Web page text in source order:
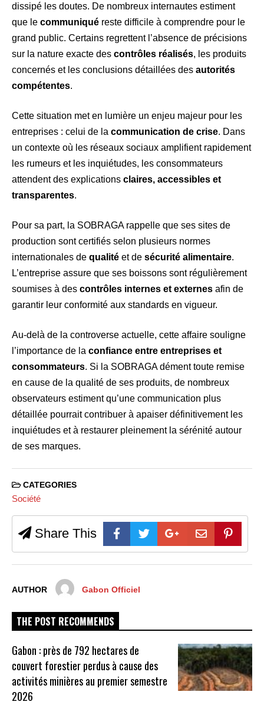
dissipé les doutes. De nombreux internautes estiment
que le communiqué reste difficile à comprendre pour le
grand public. Certains regrettent l’absence de précisions
sur la nature exacte des contrôles réalisés, les produits
concernés et les conclusions détaillées des autorités
compétentes.
Cette situation met en lumière un enjeu majeur pour les
entreprises : celui de la communication de crise. Dans
un contexte où les réseaux sociaux amplifient rapidement
les rumeurs et les inquiétudes, les consommateurs
attendent des explications claires, accessibles et
transparentes.
Pour sa part, la SOBRAGA rappelle que ses sites de
production sont certifiés selon plusieurs normes
internationales de qualité et de sécurité alimentaire.
L’entreprise assure que ses boissons sont régulièrement
soumises à des contrôles internes et externes afin de
garantir leur conformité aux standards en vigueur.
Au-delà de la controverse actuelle, cette affaire souligne
l’importance de la confiance entre entreprises et
consommateurs. Si la SOBRAGA dément toute remise
en cause de la qualité de ses produits, de nombreux
observateurs estiment qu’une communication plus
détaillée pourrait contribuer à apaiser définitivement les
inquiétudes et à restaurer pleinement la sérénité autour
de ses marques.
CATEGORIES
Société
Share This
AUTHOR Gabon Officiel
THE POST RECOMMENDS
Gabon : près de 792 hectares de
couvert forestier perdus à cause des
activités minières au premier semestre
2026